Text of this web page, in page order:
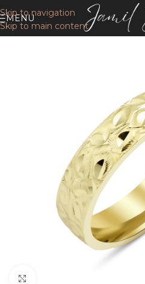
Skip to navigation
Skip to main content
MENU